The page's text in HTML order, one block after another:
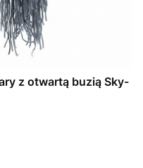
z otwartą buzią Sky-